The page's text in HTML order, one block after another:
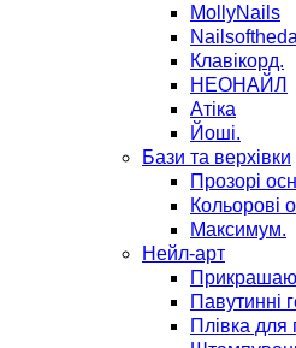
MollyNails
Клавікорд.
НЕОНАЙЛ
Атіка
Йоші.
Бази та верхівки
Прозорі
Кольорові
Максимум.
Нейл-арт
Павутинні
Плівка для